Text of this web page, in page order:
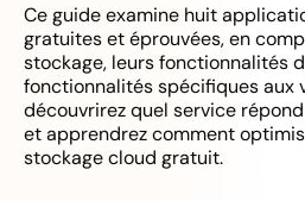
Ce guide examine huit
gratuites et éprouvées, en
stockage, leurs fonctionnalités
fonctionnalités spécifiques aux
découvrirez quel service
et apprendrez comment
stockage cloud gratuit.